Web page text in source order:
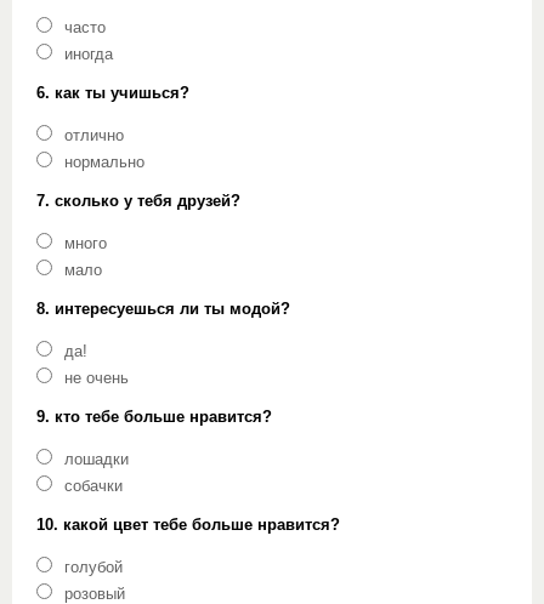
часто
иногда
6. как ты учишься?
отлично
нормально
7. сколько у тебя друзей?
много
мало
8. интересуешься ли ты модой?
да!
не очень
9. кто тебе больше нравится?
лошадки
собачки
10. какой цвет тебе больше нравится?
голубой
розовый